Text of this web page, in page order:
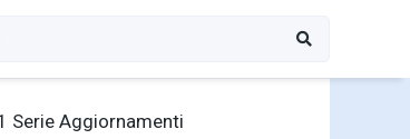
Serie Aggiornamenti